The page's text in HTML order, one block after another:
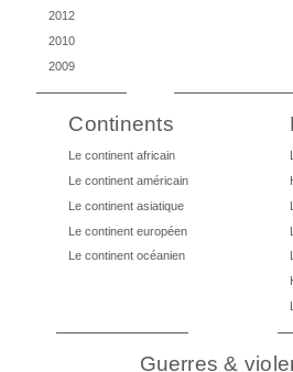
2012
2010
2009
Continents
Le continent africain
Le continent américain
Le continent asiatique
Le continent européen
Le continent océanien
Guerres &